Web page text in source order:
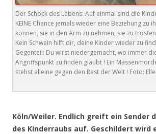
Der Schock des Lebens: Auf einmal sind die
KEINE Chance jemals wieder eine Beziehung zu
können, sie in den Arm zu nehmen, sie zu
Kein Schwein hilft dir, deine Kinder wieder zu
Gegenteil: Du wirst niedergemacht, wo immer
Angriffspunkt zu finden glaubt ! Ein
stehst alleine gegen den Rest der Welt ! Foto:
Köln/Weiler. Endlich greift ein Sender
des Kinderraubs auf. Geschildert wird